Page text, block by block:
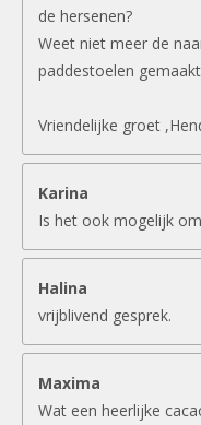
de hersenen?
Weet niet meer de
paddestoelen
Vriendelijke groet
Karina
Is het ook mogelijk
Halina
vrijblivend gesprek.
Maxima
Wat een heerlijke